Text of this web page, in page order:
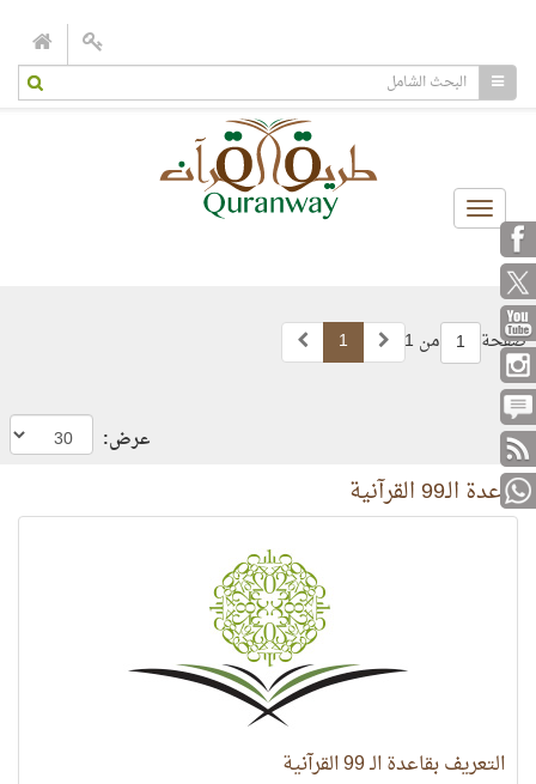
Toggle
navigation
صفحة 1 من 1 1
عرض:
قاعدة الـ99 القرآنية
التعريف بقاعدة الـ 99 القرآنية